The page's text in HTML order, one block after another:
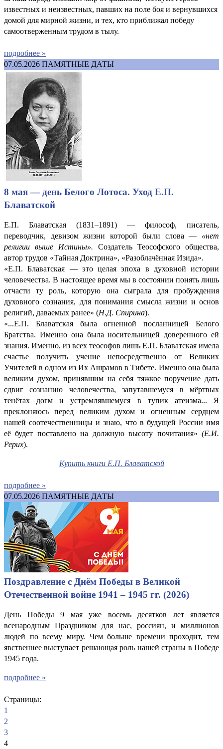
известных и неизвестных, павших на поле боя и вернувшихся
домой для мирной жизни, и тех, кто приближал победу
самоотверженным трудом в тылу.
подробнее »
07.05.2026 ПАМЯТНЫЕ ДАТЫ
8 мая — день Белого Лотоса. Уход Е.П.
Блаватской
Е.П. Блаватская (1831–1891) — философ, писатель,
переводчик, девизом жизни которой были слова — «нет
религии выше Истины». Создатель Теософского общества,
автор трудов «Тайная Доктрина», «Разоблачённая Изида».
«Е.П. Блаватская — это целая эпоха в духовной истории
человечества. В настоящее время мы в состоянии понять лишь
отчасти ту роль, которую она сыграла для пробуждения
духовного сознания, для понимания смысла жизни и основ
религий, даваемых ранее» (Н.Д. Спирина).
«...Е.П. Блаватская была огненной посланницей Белого
Братства. Именно она была носительницей доверенного ей
знания. Именно, из всех теософов лишь Е.П. Блаватская имела
счастье получить учение непосредственно от Великих
Учителей в одном из Их Ашрамов в Тибете. Именно она была
великим духом, принявшим на себя тяжкое поручение дать
сдвиг сознанию человечества, запутавшемуся в мёртвых
тенётах догм и устремлявшемуся в тупик атеизма... Я
преклоняюсь перед великим духом и огненным сердцем
нашей соотечественницы и знаю, что в будущей России имя
её будет поставлено на должную высоту почитания» (Е.И.
Рерих).
Купить книги Е.П. Блаватской
подробнее »
07.05.2026 ПАМЯТНЫЕ ДАТЫ
Поздравление с Днём Победы в Великой
Отечественной войне 1941 – 1945 гг. (2026)
День Победы 9 мая уже восемь десятков лет является
всенародным Праздником для нас, россиян, и миллионов
людей по всему миру. Чем больше времени проходит, тем
явственнее выступает решающая роль нашей страны в Победе
1945 года.
подробнее »
Страницы:
1
2
3
4